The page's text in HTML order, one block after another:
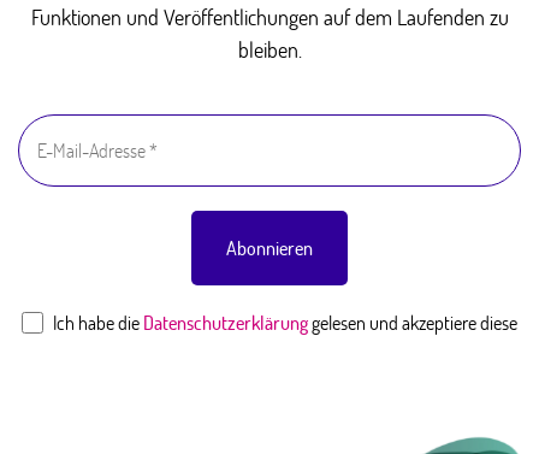
Funktionen und Veröffentlichungen auf dem Laufenden zu
bleiben.
Ich habe dieDatenschutzerklärunggelesen und akzeptiere diese